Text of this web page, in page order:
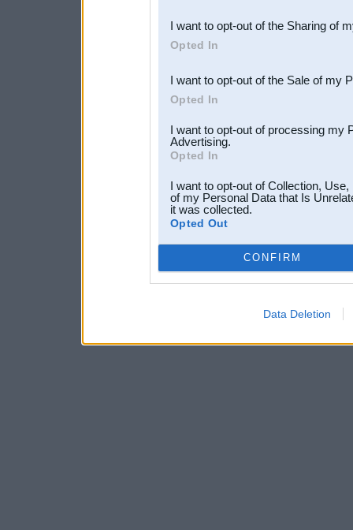
Downstream Participants
third parties.
I want to opt-out of the Sharing of
Opted In
I want to opt-out of the Sale of my
Opted In
I want to opt-out of processing my
Advertising.
Opted In
I want to opt-out of Collection,
of my Personal Data that Is
it was collected.
Opted Out
CONFIRM
Data Deletion